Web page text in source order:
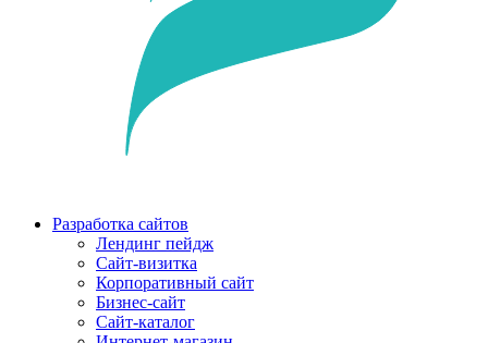
Разработка сайтов
Лендинг пейдж
Сайт-визитка
Корпоративный сайт
Бизнес-сайт
Сайт-каталог